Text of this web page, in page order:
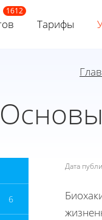
Тарифы
6
Дата